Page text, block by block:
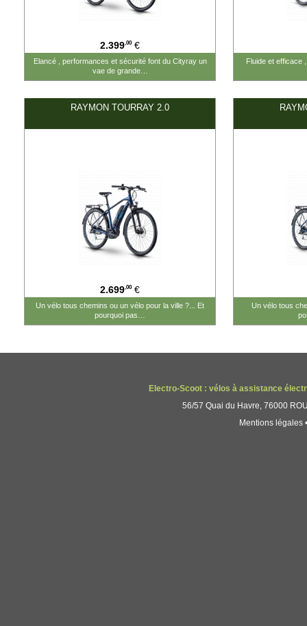
2.399,00 €
Elancé , performances et sécurité font du Cityray un
vae de grande…
Fluide et efficace
RAYMON TOURRAY 2.0
2.699,00 €
Un vélo tous chemins ou un vélo pour la ville ?... Et
pourquoi pas…
Un vélo tous
Electro-Scoot : vélos à assistance
56/57 Quai du Havre, 76000
Mentions légales